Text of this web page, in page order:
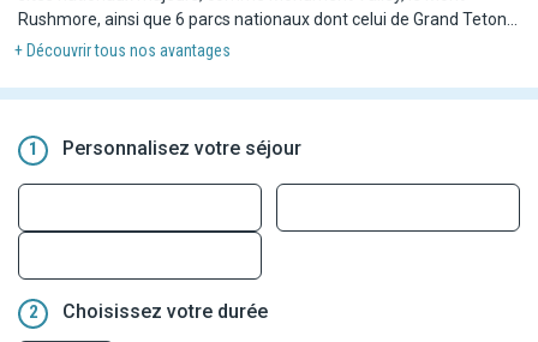
Rushmore, ainsi que 6 parcs nationaux dont celui de Grand Teton
au cœur des montagnes Rocheuses.
- 6 parcs nationaux inclus
- Plusieurs sites Nationaux majeurs (Monument Valley, Dinosaur
NM. Mont Rushmore, Crazy Horse…)
- Transport de grand tourisme et récent,
- Un circuit exclusivement francophone.
+ Découvrir tous nos avantages
1 Personnalisez votre séjour
2 Choisissez votre durée